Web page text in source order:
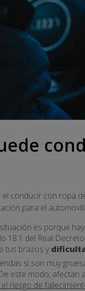
conducir con ropa
para el
es porque
18.1 del Real
tus brazos y
si son muy
este modo,
riesgo de